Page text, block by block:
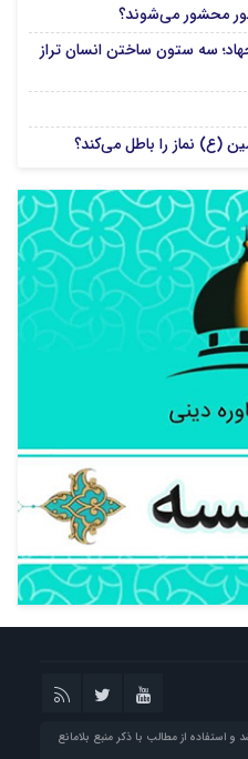
محشور می‌شوند؟
سه ستون ساختن انسان تراز
(ع) نماز را باطل می‌کند؟
استفاده از مطالب با ذکر منبع بلامانع